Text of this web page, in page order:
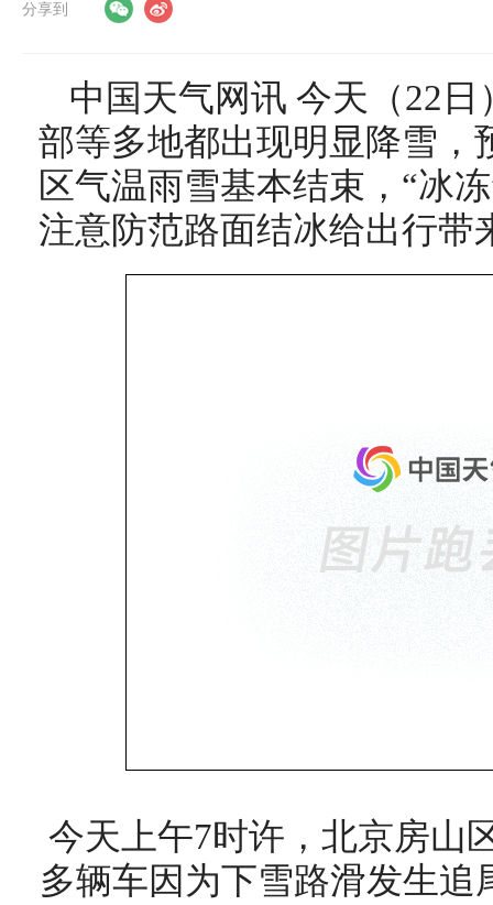
分享到
中国天气网讯 今天（22
部等多地都出现明显降雪，
区气温雨雪基本结束，“冰
注意防范路面结冰给出行带
今天上午7时许，北京房山
多辆车因为下雪路滑发生追